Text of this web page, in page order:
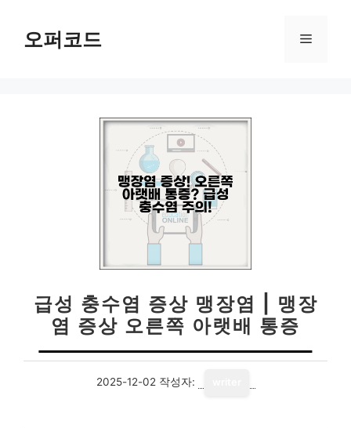
오퍼코드 메
급성 충수염 증상 맹장염 | 맹장
염 증상 오른쪽 아랫배 통증
2025-12-02 작성자: